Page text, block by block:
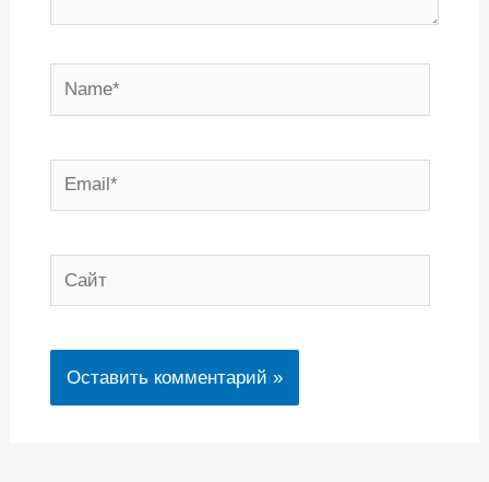
Name*
Email*
Сайт